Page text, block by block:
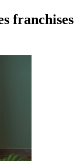
franchises